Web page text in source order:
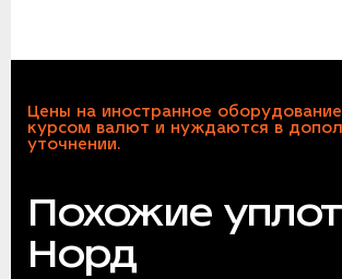
Цены на иностранное
курсом валют и нуждаются в
уточнении.
Похожие
Норд